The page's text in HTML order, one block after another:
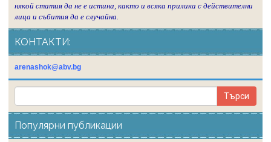
някой статия да не е истина, както и всяка прилика с действителни
лица и събития да е случайна.
КОНТАКТИ:
arenashok@abv.bg
Популярни публикации